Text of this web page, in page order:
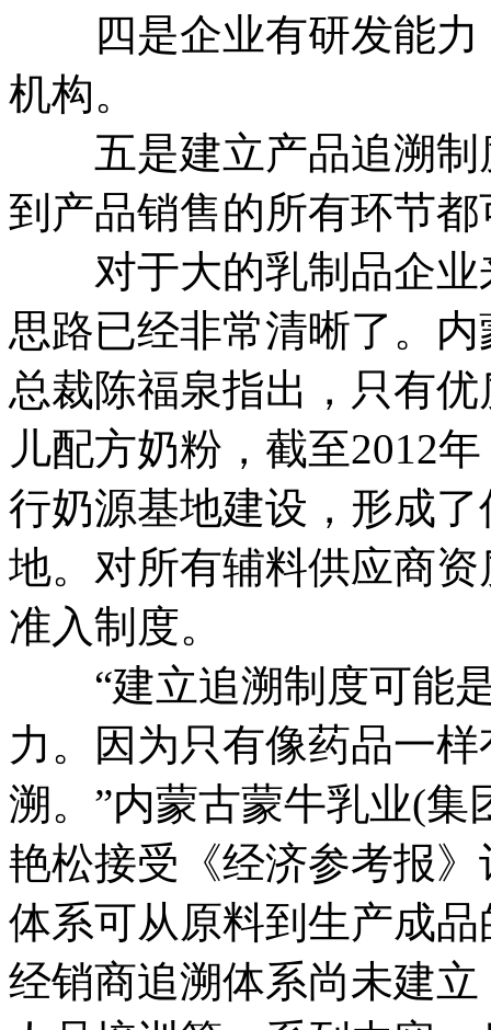
四是企业有研发能力
机构。
五是建立产品追溯制
到产品销售的所有环节
对于大的乳制品企业
思路已经非常清晰了。
总裁陈福泉指出，只有
儿配方奶粉，截至2012
行奶源基地建设，形成
地。对所有辅料供应商
准入制度。
“建立追溯制度可能是
力。因为只有像药品一
溯。”内蒙古蒙牛乳业(
艳松接受《经济参考报
体系可从原料到生产成
经销商追溯体系尚未建